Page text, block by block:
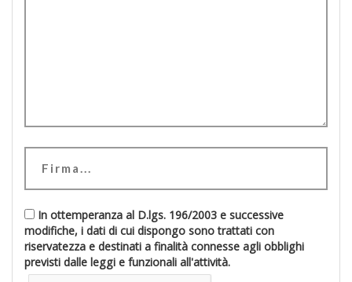
In ottemperanza al D.lgs. 196/2003 e successive
modifiche, i dati di cui dispongo sono trattati con
riservatezza e destinati a finalità connesse agli obblighi
previsti dalle leggi e funzionali all'attività.